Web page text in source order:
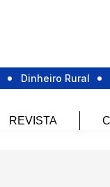
Dinheiro Rural
REVISTA